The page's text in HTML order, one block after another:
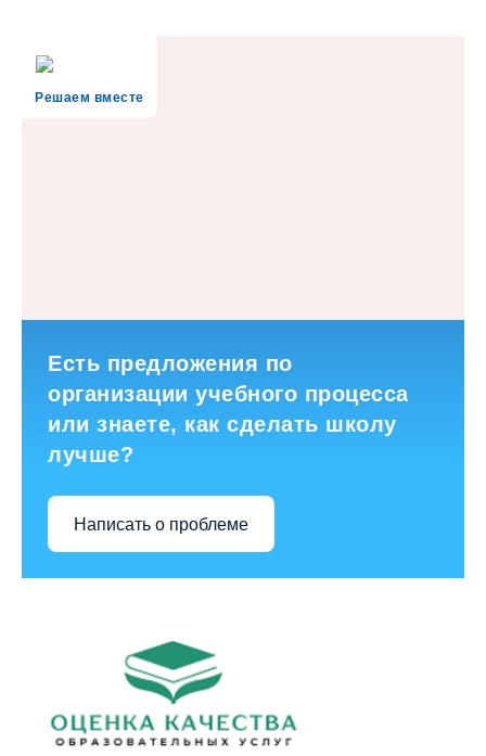
Решаем вместе
Есть предложения по
организации учебного процесса
или знаете, как сделать школу
лучше?
Написать о проблеме